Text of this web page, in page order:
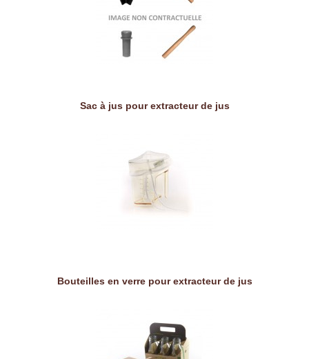
Sac à jus pour extracteur de jus
Bouteilles en verre pour extracteur de jus